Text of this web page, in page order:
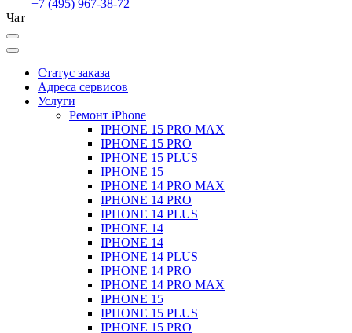
+7 (495) 967-38-72
Чат
Статус заказа
Адреса сервисов
Услуги
Ремонт iPhone
IPHONE 15 PRO MAX
IPHONE 15 PRO
IPHONE 15 PLUS
IPHONE 15
IPHONE 14 PRO MAX
IPHONE 14 PRO
IPHONE 14 PLUS
IPHONE 14
IPHONE 14
IPHONE 14 PLUS
IPHONE 14 PRO
IPHONE 14 PRO MAX
IPHONE 15
IPHONE 15 PLUS
IPHONE 15 PRO